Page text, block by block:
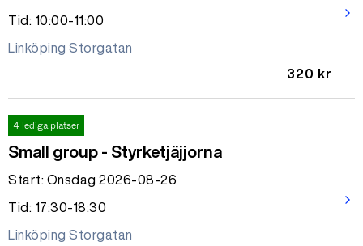
Tid: 10:00-11:00
Linköping Storgatan
320 kr
arrow_forward_ios
4 lediga platser
Small group - Styrketjäjjorna
Start: Onsdag 2026-08-26
Tid: 17:30-18:30
Linköping Storgatan
arrow_forward_ios